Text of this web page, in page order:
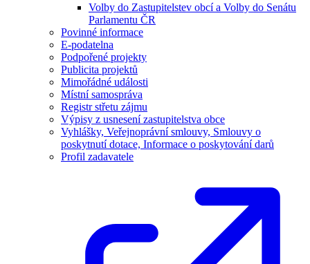
Volby do Zastupitelstev obcí a Volby do Senátu
Parlamentu ČR
Povinné informace
E-podatelna
Podpořené projekty
Publicita projektů
Mimořádné události
Místní samospráva
Registr střetu zájmu
Výpisy z usnesení zastupitelstva obce
Vyhlášky, Veřejnoprávní smlouvy, Smlouvy o
poskytnutí dotace, Informace o poskytování darů
Profil zadavatele